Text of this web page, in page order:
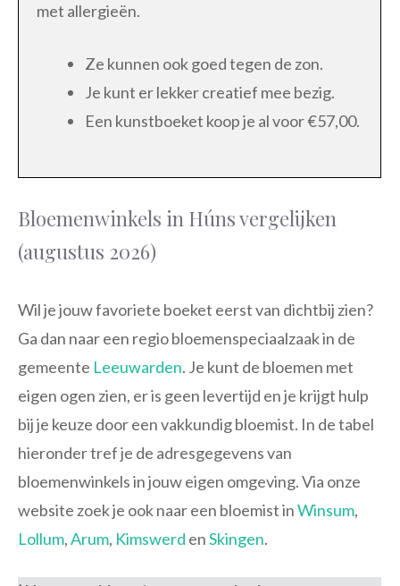
met allergieën.
Ze kunnen ook goed tegen de zon.
Je kunt er lekker creatief mee bezig.
Een kunstboeket koop je al voor €57,00.
Bloemenwinkels in Húns vergelijken
(augustus 2026)
Wil je jouw favoriete boeket eerst van dichtbij zien?
Ga dan naar een regio bloemenspeciaalzaak in de
gemeente Leeuwarden. Je kunt de bloemen met
eigen ogen zien, er is geen levertijd en je krijgt hulp
bij je keuze door een vakkundig bloemist. In de tabel
hieronder tref je de adresgegevens van
bloemenwinkels in jouw eigen omgeving. Via onze
website zoek je ook naar een bloemist inWinsum,
Lollum,Arum, Kimswerd enSkingen.